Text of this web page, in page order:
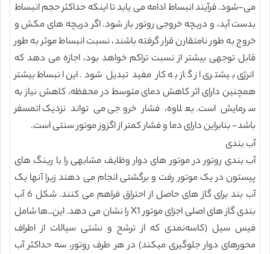
می-شود. فرآیند انبساط ادامه می یابد تا اینکه حداکثر حجم انبساط
بدست آید، و دریچه خروجی روتور باز شود. اگر دریچه های مکش و
خروج به طور نامتقارن قرار گرفته باشند، نسبت انبساط موثر به طور
قابل توجهی بیشتر از نسبت تراکم خواهد بود، اجازه می دهد که
انرژی بیشتری از گاز به کار مفید تبدیل شود. این انبساط بیشتر
همچنین دارای اثر کاهش دمای متوسط در محفظه، کاهش نیاز به
سرمایش است. بعلاوه، فشار خروجی می تواند نزدیک اتمسفر
باشد- بنابراین دارای دما و فشار کمتر از اگزوز موتور سنتی است.
آب بندی
آب بندی روتور در موتور های دوار وظایف مشابهی را با رینگ های
پیستون در یک موتور رفت و برگشتی انجام می دهند زیرا آنها یک
آب بند برای گاز های حاصل از احتراق فراهم می کنند. شکل 6 آب
بندی گاز های اصلی اجزای موتور X1 را نشان می دهد. این_ها شامل
فیس سیل (کاسه‌نمدی که از ترشح و نشتی سیالات از اطراف
محور‌های دوار جلوگیری میکند) در هر طرف روتور، سه حداکثر آب